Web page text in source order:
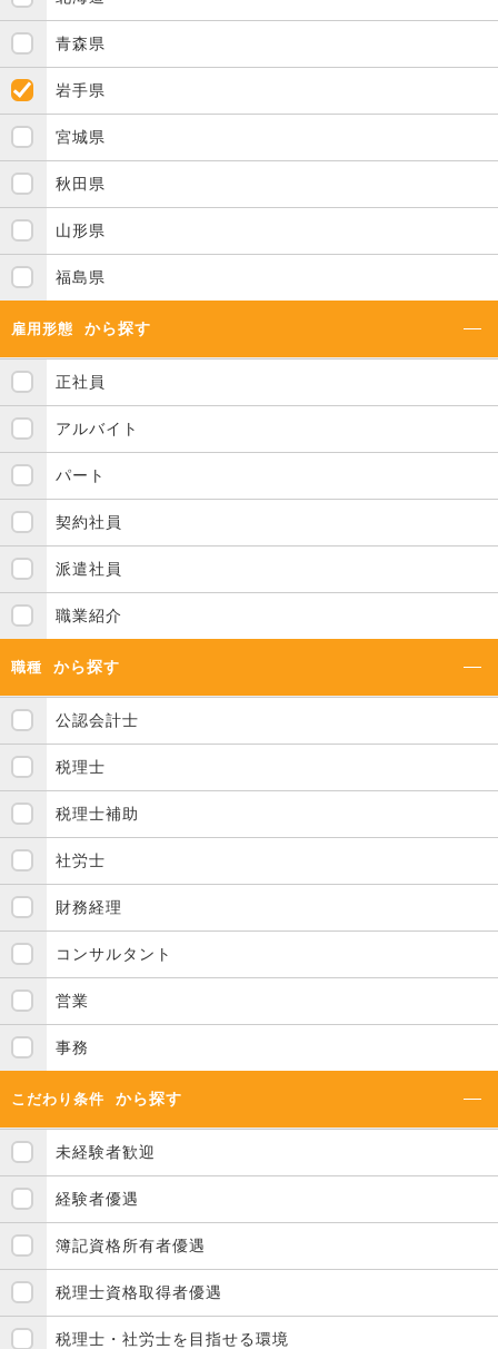
青森県
岩手県
宮城県
秋田県
山形県
福島県
雇用形態 から探す
正社員
アルバイト
パート
契約社員
派遣社員
職業紹介
職種 から探す
公認会計士
税理士
税理士補助
社労士
財務経理
コンサルタント
営業
事務
こだわり条件 から探す
未経験者歓迎
経験者優遇
簿記資格所有者優遇
税理士資格取得者優遇
税理士・社労士を目指せる環境